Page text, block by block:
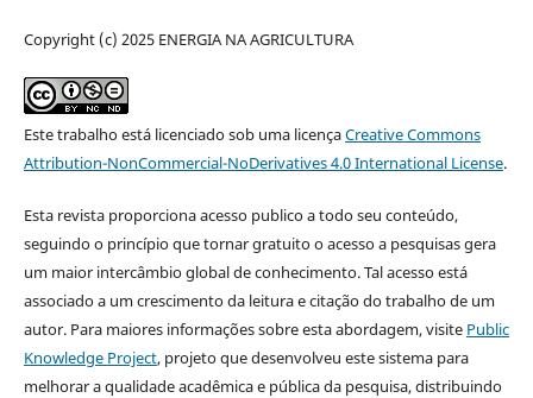
Copyright (c) 2025 ENERGIA NA AGRICULTURA
Este trabalho está licenciado sob uma licençaCreative Commons
Attribution-NonCommercial-NoDerivatives 4.0 International License.
Esta revista proporciona acesso publico a todo seu conteúdo,
seguindo o princípio que tornar gratuito o acesso a pesquisas gera
um maior intercâmbio global de conhecimento. Tal acesso está
associado a um crescimento da leitura e citação do trabalho de um
autor. Para maiores informações sobre esta abordagem, visite Public
Knowledge Project, projeto que desenvolveu este sistema para
melhorar a qualidade acadêmica e pública da pesquisa, distribuindo